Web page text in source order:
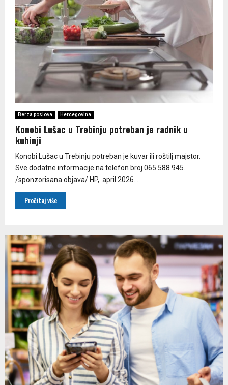
Berza poslova Hercegovina
Konobi Lušac u Trebinju potreban je radnik u
kuhinji
Konobi Lušac u Trebinju potreban je kuvar ili roštilj majstor.
Sve dodatne informacije na telefon broj 065 588 945.
/sponzorisana objava/ HP, april 2026....
Pročitaj više